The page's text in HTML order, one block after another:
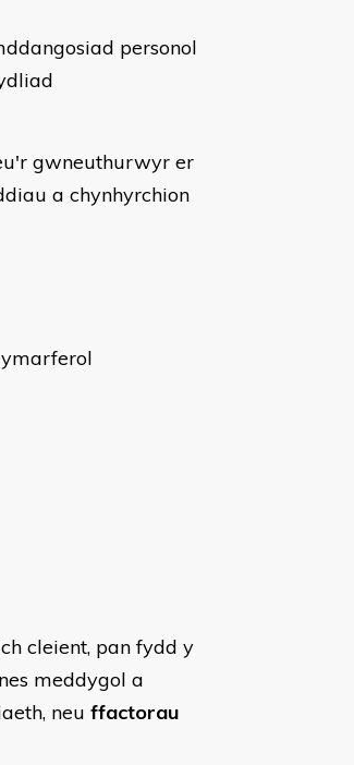
personol
gwneuthurwyr er
a chynhyrchion
cleient, pan fydd y
meddygol a
neu ffactorau